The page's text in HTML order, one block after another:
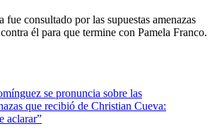
fue consultado por las supuestas amenazas
él para que termine con Pamela Franco.